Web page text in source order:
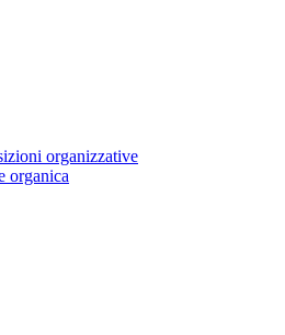
organizzative
organica